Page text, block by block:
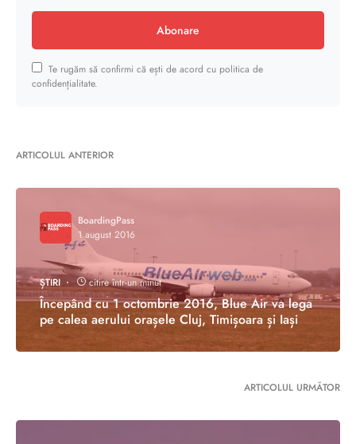
Abonare
Te rugăm să confirmi că ești de acord cu politica de
confidențialitate.
ARTICOLUL ANTERIOR
BoardingPass
1 august 2016
ȘTIRI citire într-un minut
Începând cu 1 octombrie 2016, Blue Air va lega
pe calea aerului orașele Cluj, Timișoara și Iași
ARTICOLUL URMĂTOR